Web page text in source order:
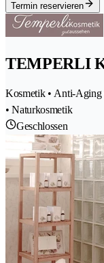
Termin reservieren
TEMPERLI
Kosmetik • Anti-Aging
• Naturkosmetik
Geschlossen